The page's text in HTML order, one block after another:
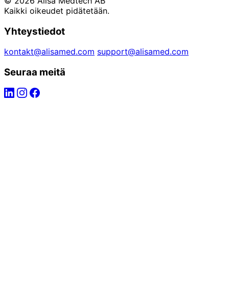
Kaikki oikeudet pidätetään.
Yhteystiedot
kontakt@alisamed.com support@alisamed.com
Seuraa meitä